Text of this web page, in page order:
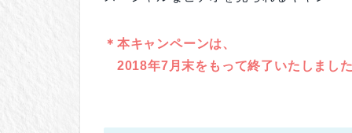
＊本キャンペーンは、
2018年7月末をもって終了いたしまし